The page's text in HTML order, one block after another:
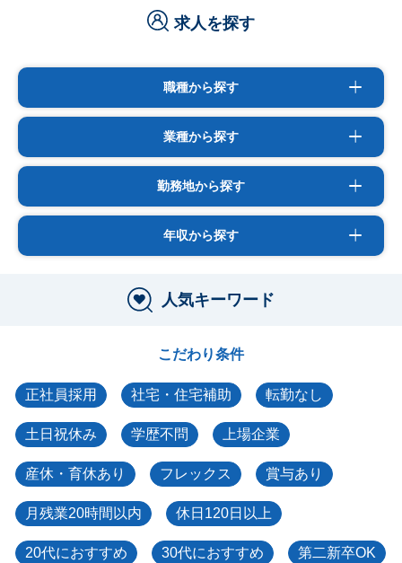
求人を探す
職種から探す
業種から探す
勤務地から探す
年収から探す
人気キーワード
こだわり条件
正社員採用 社宅・住宅補助 転勤なし
土日祝休み 学歴不問 上場企業
産休・育休あり フレックス 賞与あり
月残業20時間以内 休日120日以上
20代におすすめ 30代におすすめ 第二新卒OK